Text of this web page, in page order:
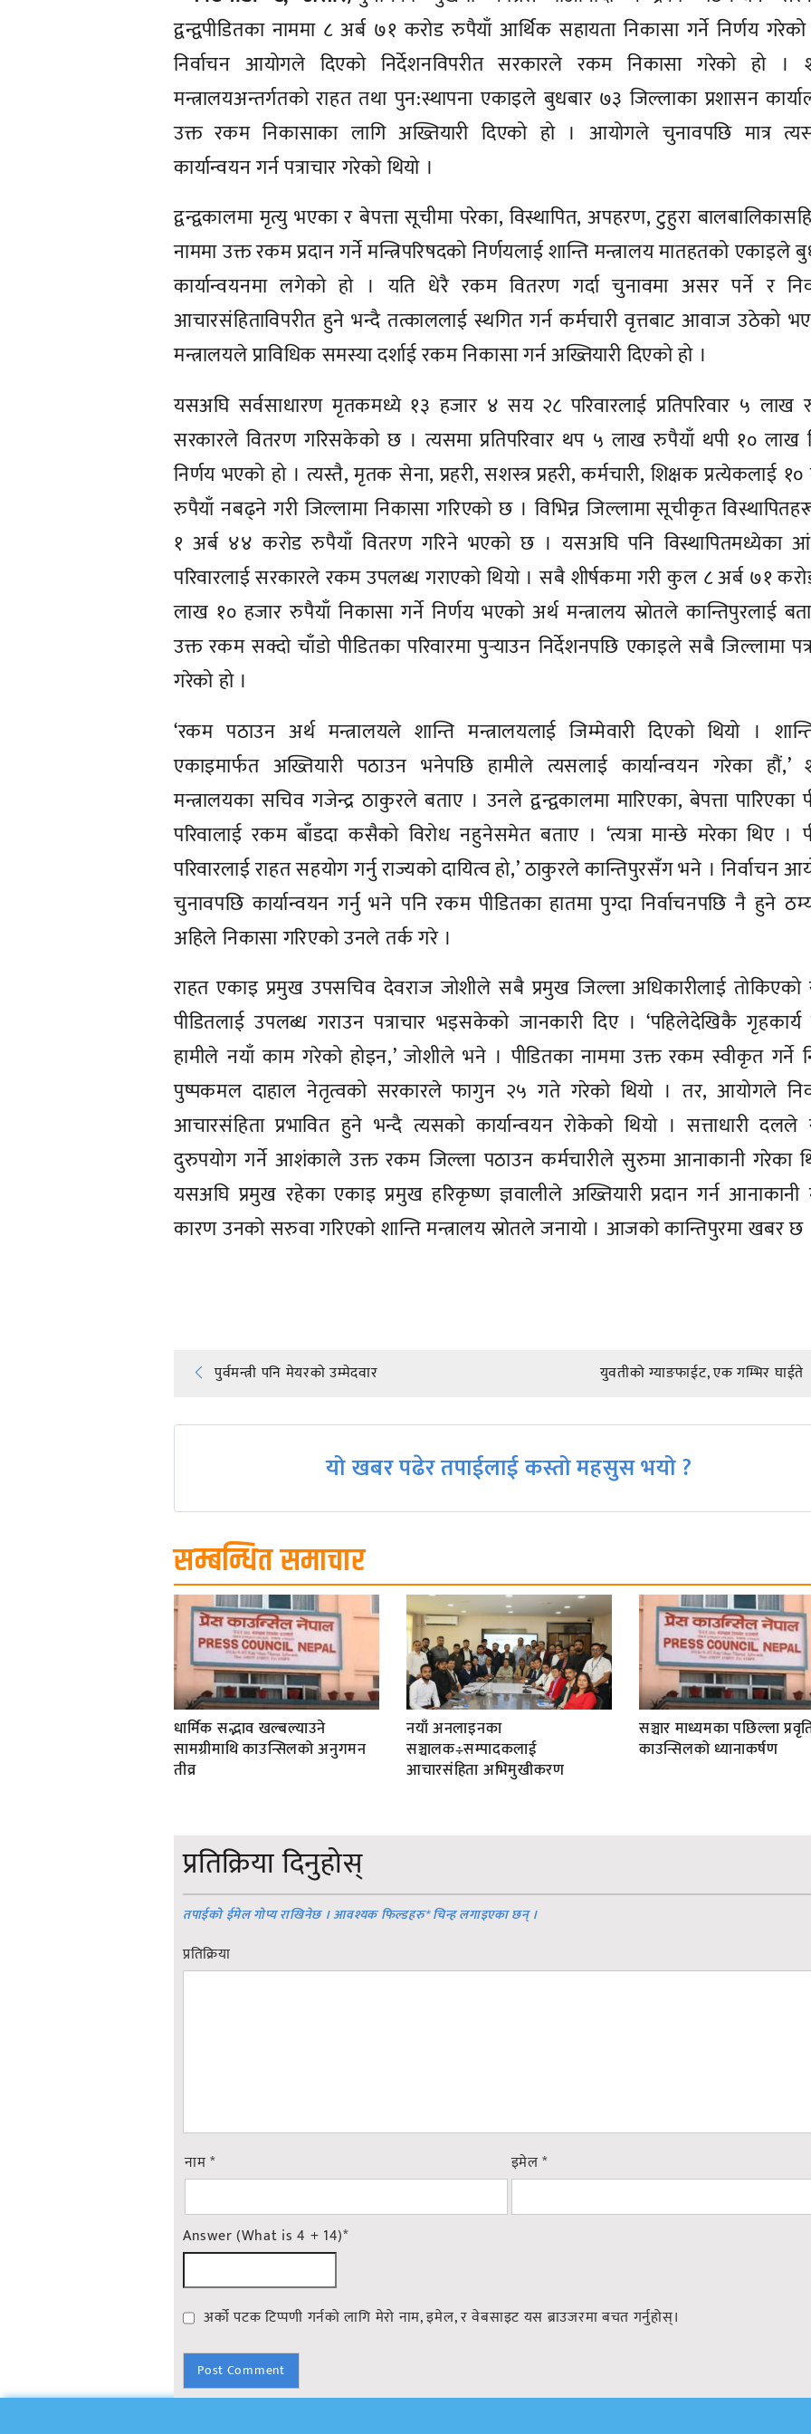
द्वन्द्वपीडितका नाममा ८ अर्ब ७१ करोड रुपैयाँ आर्थिक सहायता निकासा गर्ने निर्णय
निर्वाचन आयोगले दिएको निर्देशनविपरीत सरकारले रकम निकासा गरेको हो ।
मन्त्रालयअन्तर्गतको राहत तथा पुन:स्थापना एकाइले बुधबार ७३ जिल्लाका प्रशासन
उक्त रकम निकासाका लागि अख्तियारी दिएको हो । आयोगले चुनावपछि मात्र
कार्यान्वयन गर्न पत्राचार गरेको थियो ।
द्वन्द्वकालमा मृत्यु भएका र बेपत्ता सूचीमा परेका, विस्थापित, अपहरण, टुहुरा
नाममा उक्त रकम प्रदान गर्ने मन्त्रिपरिषदको निर्णयलाई शान्ति मन्त्रालय मातहतको एकाइले
कार्यान्वयनमा लगेको हो । यति धेरै रकम वितरण गर्दा चुनावमा असर पर्ने र
आचारसंहिताविपरीत हुने भन्दै तत्काललाई स्थगित गर्न कर्मचारी वृत्तबाट आवाज उठेको
मन्त्रालयले प्राविधिक समस्या दर्शाई रकम निकासा गर्न अख्तियारी दिएको हो ।
यसअघि सर्वसाधारण मृतकमध्ये १३ हजार ४ सय २८ परिवारलाई प्रतिपरिवार ५ लाख
सरकारले वितरण गरिसकेको छ । त्यसमा प्रतिपरिवार थप ५ लाख रुपैयाँ थपी १० लाख
निर्णय भएको हो । त्यस्तै, मृतक सेना, प्रहरी, सशस्त्र प्रहरी, कर्मचारी, शिक्षक प्रत्येकलाई
रुपैयाँ नबढ्ने गरी जिल्लामा निकासा गरिएको छ । विभिन्न जिल्लामा सूचीकृत
१ अर्ब ४४ करोड रुपैयाँ वितरण गरिने भएको छ । यसअघि पनि विस्थापितमध्येका
परिवारलाई सरकारले रकम उपलब्ध गराएको थियो । सबै शीर्षकमा गरी कुल ८ अर्ब ७१
लाख १० हजार रुपैयाँ निकासा गर्ने निर्णय भएको अर्थ मन्त्रालय स्रोतले कान्तिपुरलाई
उक्त रकम सक्दो चाँडो पीडितका परिवारमा पुर्‍याउन निर्देशनपछि एकाइले सबै जिल्लामा
गरेको हो ।
‘रकम पठाउन अर्थ मन्त्रालयले शान्ति मन्त्रालयलाई जिम्मेवारी दिएको थियो ।
एकाइमार्फत अख्तियारी पठाउन भनेपछि हामीले त्यसलाई कार्यान्वयन गरेका हौं,’
मन्त्रालयका सचिव गजेन्द्र ठाकुरले बताए । उनले द्वन्द्वकालमा मारिएका, बेपत्ता पारिएका
परिवालाई रकम बाँडदा कसैको विरोध नहुनेसमेत बताए । ‘त्यत्रा मान्छे मरेका थिए ।
परिवारलाई राहत सहयोग गर्नु राज्यको दायित्व हो,’ ठाकुरले कान्तिपुरसँग भने । निर्वाचन
चुनावपछि कार्यान्वयन गर्नु भने पनि रकम पीडितका हातमा पुग्दा निर्वाचनपछि नै हुने
अहिले निकासा गरिएको उनले तर्क गरे ।
राहत एकाइ प्रमुख उपसचिव देवराज जोशीले सबै प्रमुख जिल्ला अधिकारीलाई
पीडितलाई उपलब्ध गराउन पत्राचार भइसकेको जानकारी दिए । ‘पहिलेदेखिकै गृहकार्य
हामीले नयाँ काम गरेको होइन,’ जोशीले भने । पीडितका नाममा उक्त रकम स्वीकृत गर्ने
पुष्पकमल दाहाल नेतृत्वको सरकारले फागुन २५ गते गरेको थियो । तर, आयोगले
आचारसंहिता प्रभावित हुने भन्दै त्यसको कार्यान्वयन रोकेको थियो । सत्ताधारी
दुरुपयोग गर्ने आशंकाले उक्त रकम जिल्ला पठाउन कर्मचारीले सुरुमा आनाकानी गरेका
यसअघि प्रमुख रहेका एकाइ प्रमुख हरिकृष्ण ज्ञवालीले अख्तियारी प्रदान गर्न
कारण उनको सरुवा गरिएको शान्ति मन्त्रालय स्रोतले जनायो । आजको कान्तिपुरमा खबर छ
Post
navigation
पुर्वमन्त्री पनि मेयरकाे उम्मेदवार युवतीको ग्याङफाईट, एक गम्भिर घाईते
यो खबर पढेर तपाईलाई कस्तो महसुस भयो ?
सम्बन्धित समाचार
धार्मिक सद्भाव खल्बल्याउने
सामग्रीमाथि काउन्सिलको अनुगमन
तीव्र
नयाँ अनलाइनका
सञ्चालक÷सम्पादकलाई
आचारसंहिता अभिमुखीकरण
सञ्चार माध्यमका पछिल्ला
काउन्सिलको ध्यानाकर्षण
प्रतिक्रिया दिनुहोस्
तपाईको ईमेल गोप्य राखिनेछ । आवश्यक फिल्डहरु*चिन्ह लगाइएका छन् ।
प्रतिक्रिया
नाम* इमेल*
Answer (What is 4 + 14)*
अर्को पटक टिप्पणी गर्नको लागि मेरो नाम, इमेल, र वेबसाइट यस ब्राउजरमा बचत गर्नुहोस्।